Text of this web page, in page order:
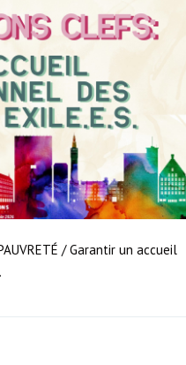
/ Garantir un accueil